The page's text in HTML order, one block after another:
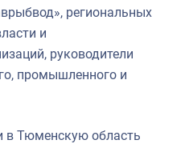
региональных
и
руководители
промышленного и
в Тюменскую область